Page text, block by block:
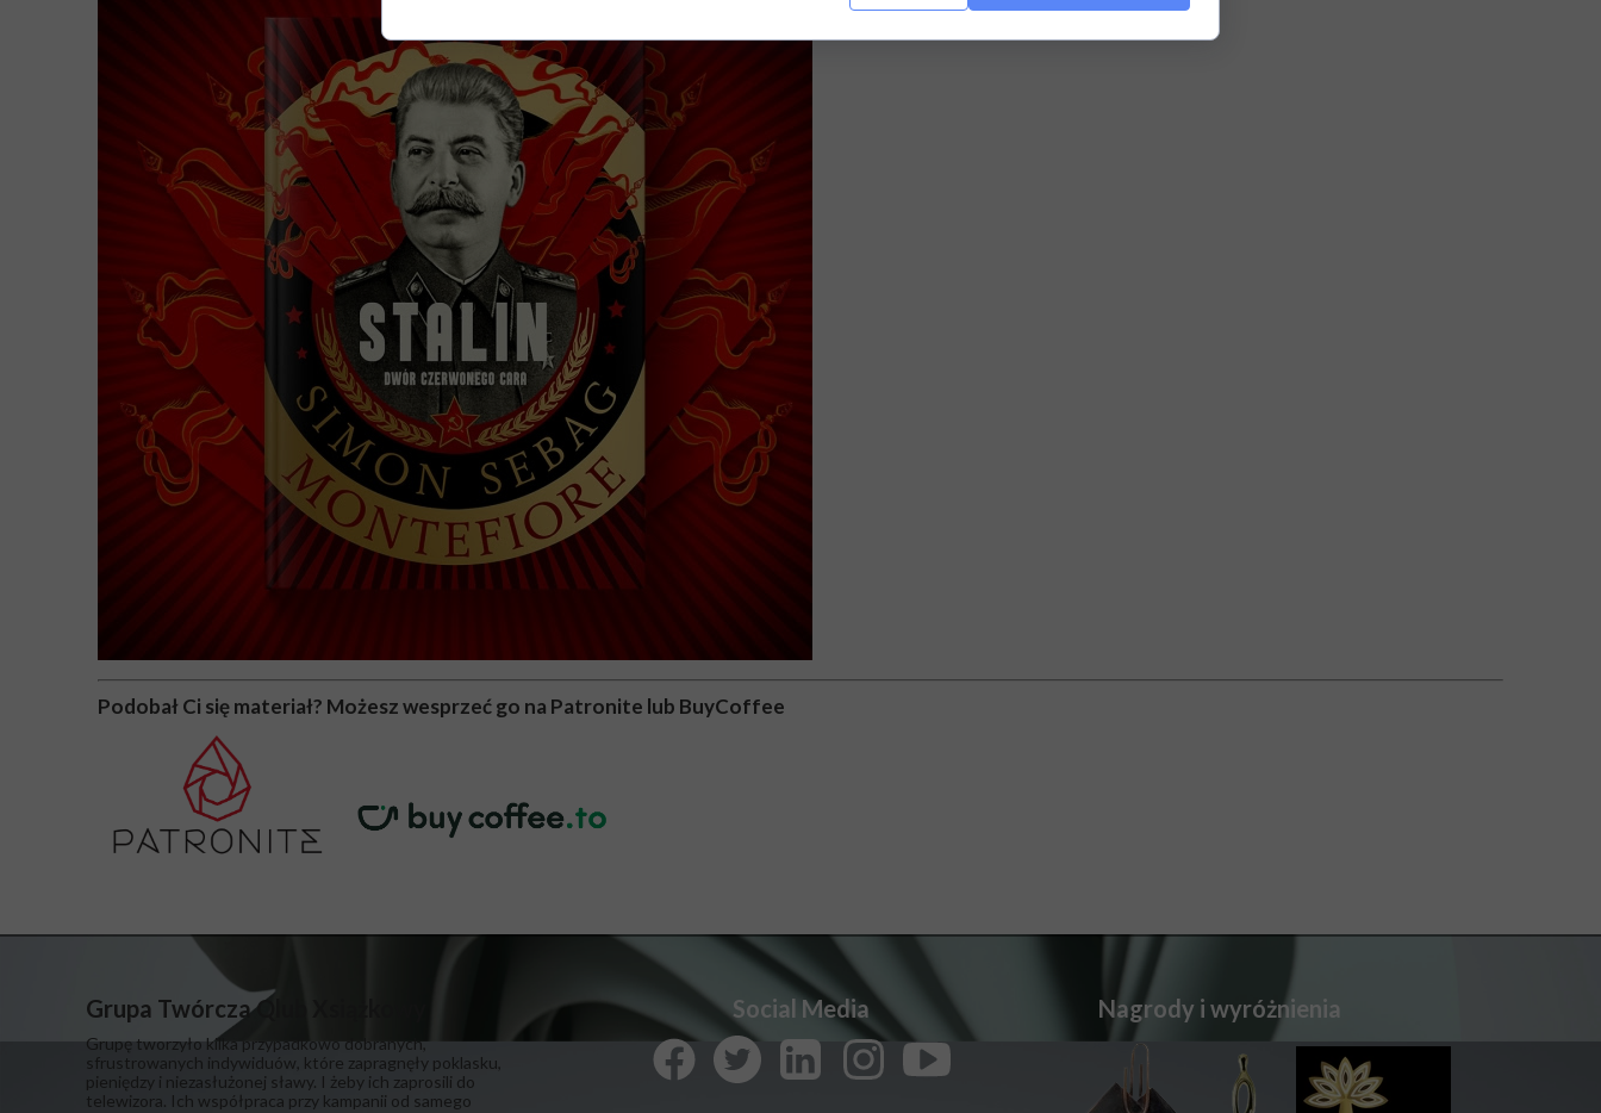
Podobał Ci się materiał? Możesz wesprzeć go na Patronite lub BuyCoffee
Grupa Twórcza Qlub Xsiążkowy
Grupę tworzyło kilka przypadkowo dobranych,
sfrustrowanych indywiduów, które zapragnęły poklasku,
pieniędzy i niezasłużonej sławy. I żeby ich zaprosili do
telewizora. Ich współpraca przy kampanii od samego
Social Media Nagrody i wyróżnienia